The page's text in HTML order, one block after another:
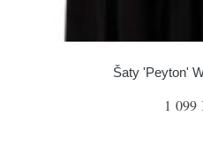
Šaty 'Peyton'
1 099